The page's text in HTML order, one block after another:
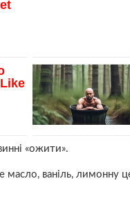
«ожити».
ваніль, лимонну